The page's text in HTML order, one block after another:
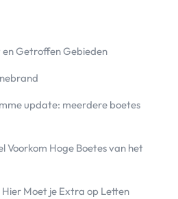
Getroffen Gebieden
update: meerdere boetes
Voorkom Hoge Boetes van het
Moet je Extra op Letten